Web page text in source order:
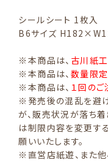
シールシート 1枚入
B6サイズ
※本商品は、 古川紙
※本商品は、 数量限
※本商品は、 １回の
※発売後の混乱を避
が、販売状況が落ち
は制限内容を変更す
願いいたします。
※直営店紙遊、また他